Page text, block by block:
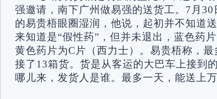
强邀请，南下广州做易强的送货工。7月
的易贵梧眼圈湿润，他说，起初并不知道
来知道是“假性药”，但并未退出，蓝色药
黄色药片为C片（西力士）。易贵梧称，
接了13箱货。货是从客运的大巴车上接到
哪儿来，发货人是谁。最多一天，能送上